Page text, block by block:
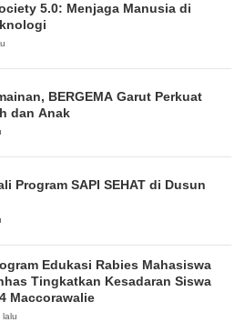
5.0: Menjaga Manusia di
BERGEMA Garut Perkuat
dan Anak
Program SAPI SEHAT di Dusun
Edukasi Rabies Mahasiswa
Tingkatkan Kesadaran Siswa
Maccorawalie